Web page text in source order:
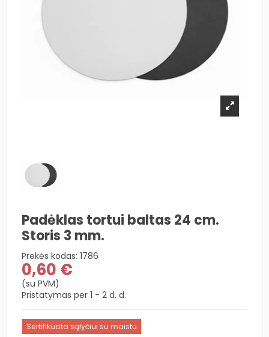
Padėklas tortui baltas 24 cm.
Storis 3 mm.
Prekės kodas: 1786
0,60 €
(su PVM)
Pristatymas per 1 - 2 d. d.
Sertifikuota sąlyčiui su maistu